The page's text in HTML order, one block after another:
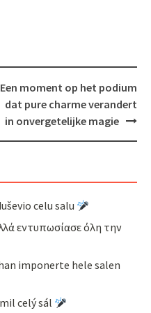
Een moment op het podium
dat pure charme verandert
in onvergetelijke magie
celu salu
εντυπωσίασε όλη την
imponerte hele salen
celý sál